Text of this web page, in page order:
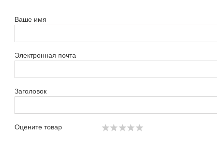
Ваше имя
Электронная почта
Заголовок
Оцените товар